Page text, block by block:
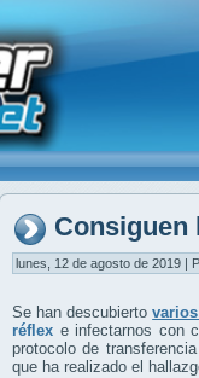
Consiguen
lunes, 12 de agosto de 2019 |
Se han descubierto
réflex e infectarnos con
protocolo de
que ha realizado el